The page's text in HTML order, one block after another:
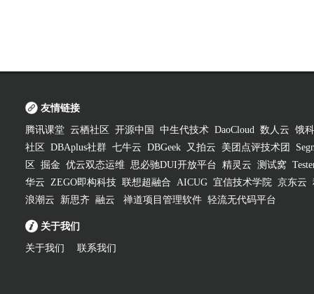
友情链接
腾讯课堂 云栖社区 开源中国 中生代技术 DaoCloud 数人云 饿
社区
DBAplus社群 七牛云 DBGeek 又拍云 美团点评技术团
区
掘金 优云双态运维 思必驰DUI开放平台 精灵云 测试窝
华云 ZEGO即构科技 联想超融合 AICUG 宜信技术学院 京东云
浪潮云
新思齐 融云 禅道项目管理软件 轻流无代码平台
关于我们
关于我们 联系我们